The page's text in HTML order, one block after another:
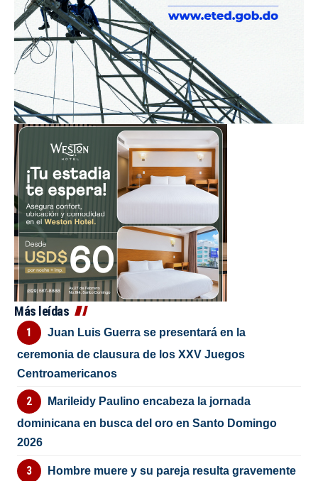
Más leídas
Juan Luis Guerra se presentará en la
ceremonia de clausura de los XXV Juegos
Centroamericanos
Marileidy Paulino encabeza la jornada
dominicana en busca del oro en Santo Domingo
2026
Hombre muere y su pareja resulta gravemente